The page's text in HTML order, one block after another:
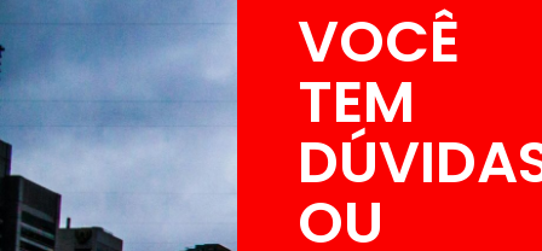
VOCÊ
TEM
OU